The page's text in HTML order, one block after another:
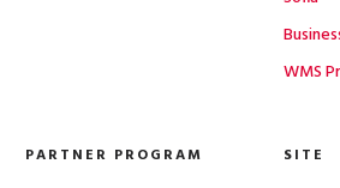
WMS
PARTNER PROGRAM SITE